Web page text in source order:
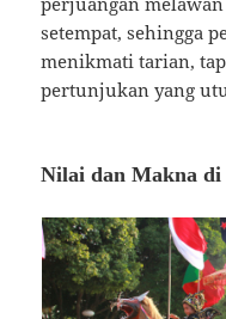
setempat, sehingga
menikmati tarian,
pertunjukan yang
Nilai dan Makna di